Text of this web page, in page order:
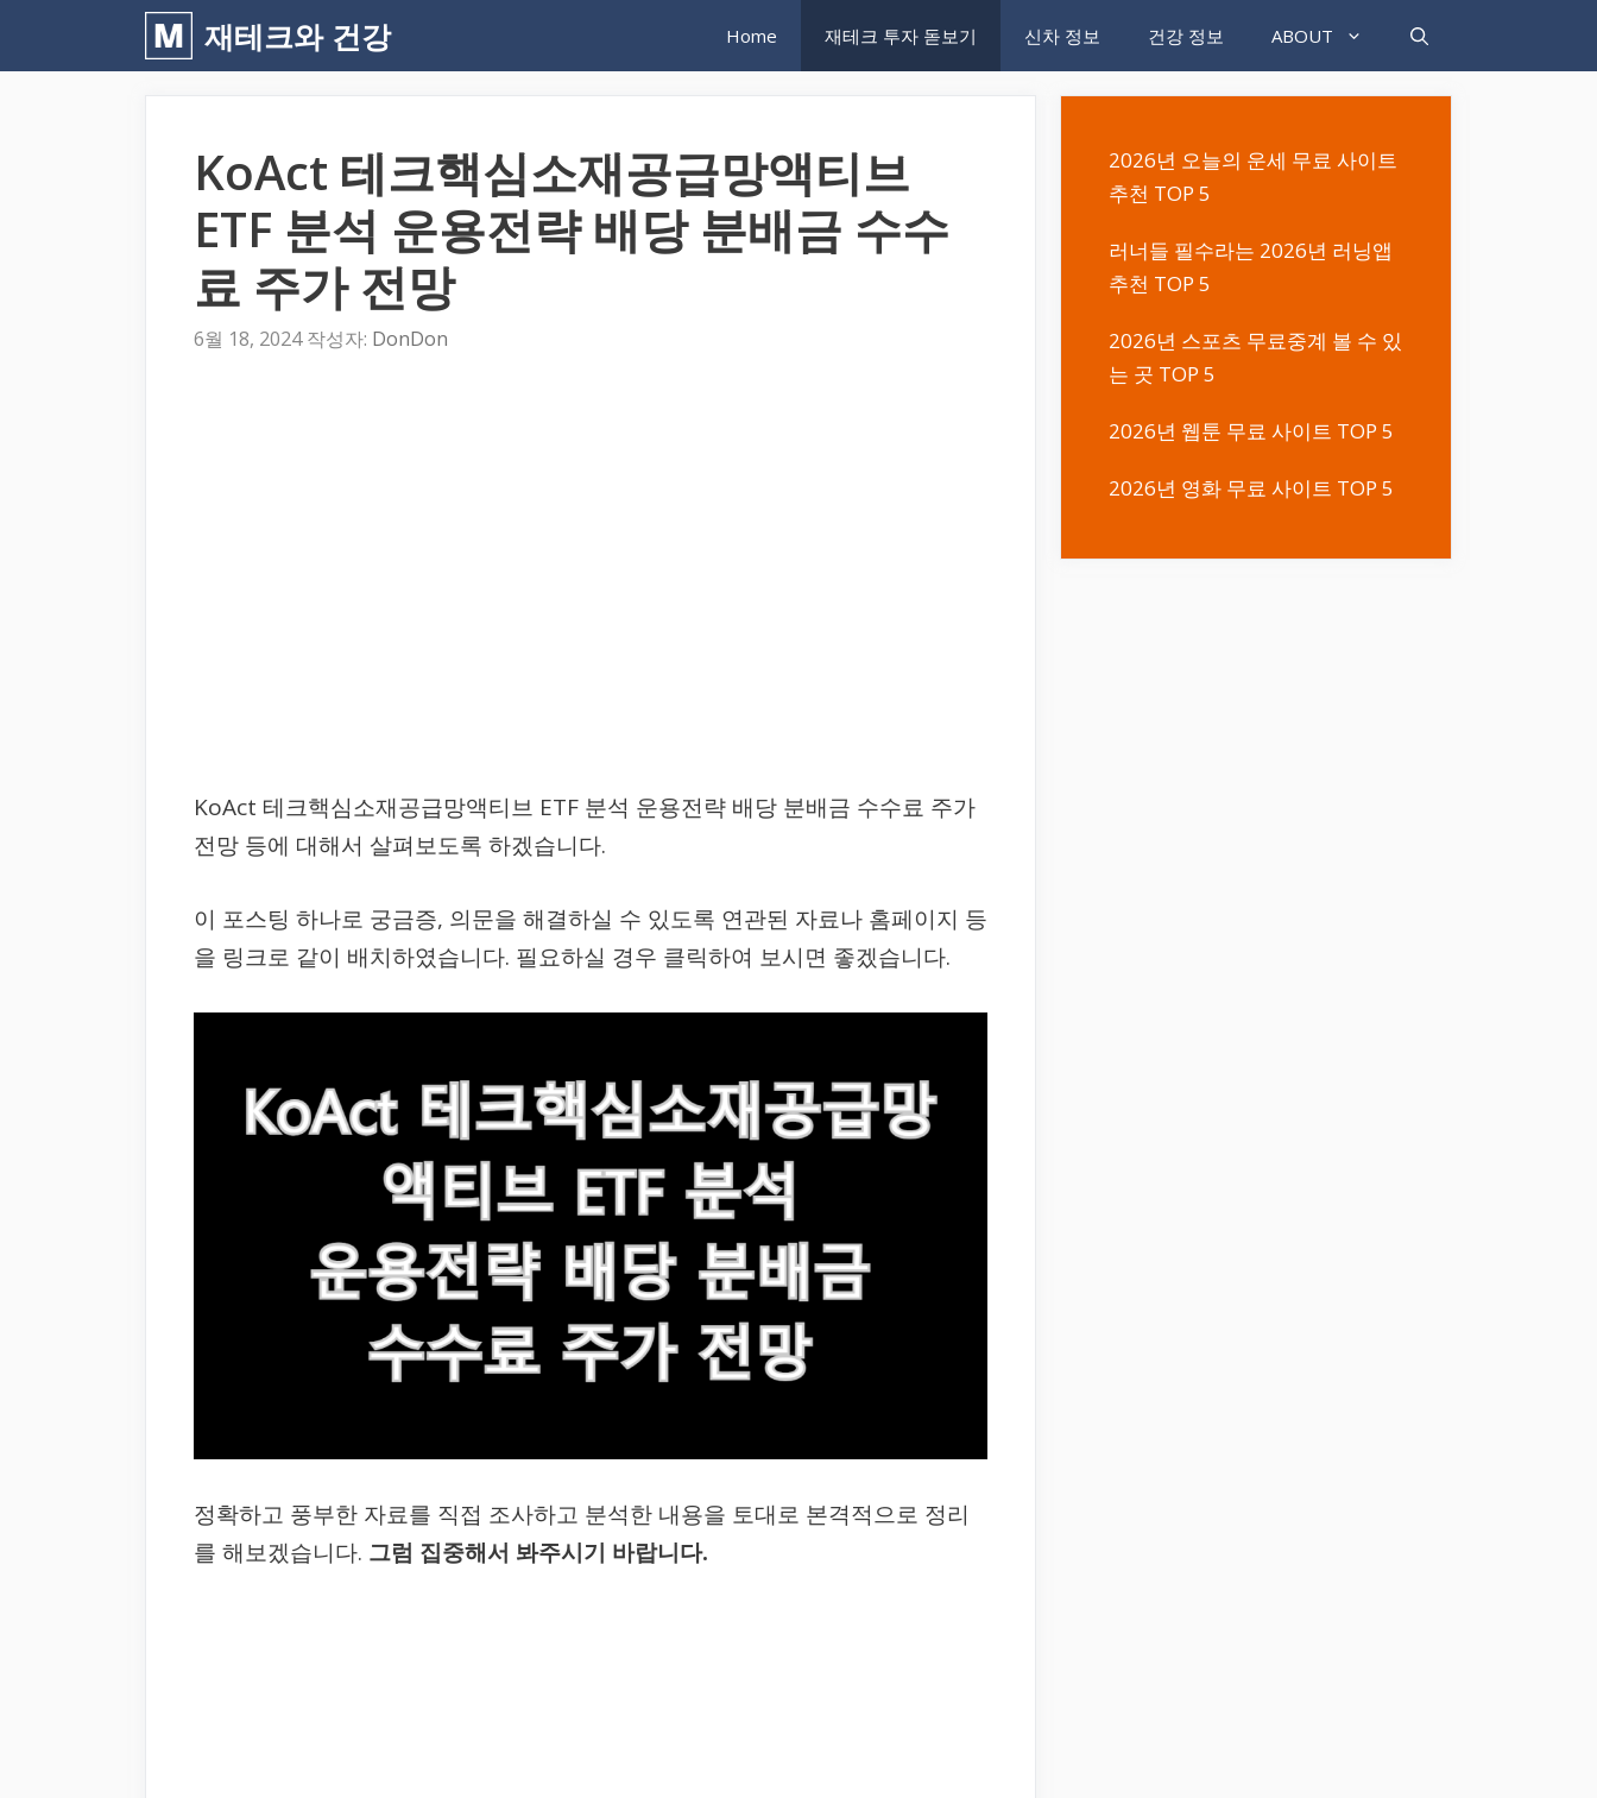
재테크와 건강 Home 재테크 투자 돋보기 신차 정보 건강 정보 ABOUT
KoAct 테크핵심소재공급망액티브
ETF 분석 운용전략 배당 분배금 수수
료 주가 전망
6월 18, 2024 작성자: DonDon
KoAct 테크핵심소재공급망액티브 ETF 분석 운용전략 배당 분배금 수수료 주가
전망 등에 대해서 살펴보도록 하겠습니다.
이 포스팅 하나로 궁금증, 의문을 해결하실 수 있도록 연관된 자료나 홈페이지 등
을 링크로 같이 배치하였습니다. 필요하실 경우 클릭하여 보시면 좋겠습니다.
정확하고 풍부한 자료를 직접 조사하고 분석한 내용을 토대로 본격적으로 정리
를 해보겠습니다. 그럼 집중해서 봐주시기 바랍니다.
2026년 오늘의 운세 무료 사이트
추천 TOP 5
러너들 필수라는 2026년 러닝앱
추천 TOP 5
2026년 스포츠 무료중계 볼 수 있
는 곳 TOP 5
2026년 웹툰 무료 사이트 TOP 5
2026년 영화 무료 사이트 TOP 5